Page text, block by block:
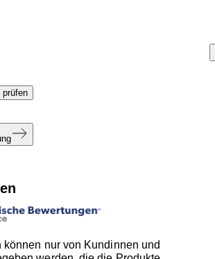
prüfen
können nur von Kundinnen und